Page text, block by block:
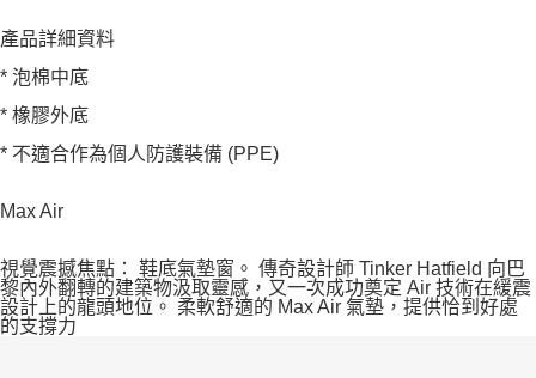
產品詳細資料
* 泡棉中底
* 橡膠外底
* 不適合作為個人防護裝備 (PPE)
Max Air
視覺震撼焦點： 鞋底氣墊窗。 傳奇設計師 Tinker Hatfield 向巴
黎內外翻轉的建築物汲取靈感，又一次成功奠定 Air 技術在緩震
設計上的龍頭地位。 柔軟舒適的 Max Air 氣墊，提供恰到好處
的支撐力